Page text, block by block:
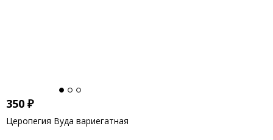
350 ₽
Церопегия Вуда вариегатная